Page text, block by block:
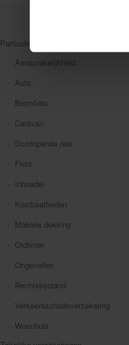
Particuliere verzekeringen
Aansprakelijkheid
Auto
Bromfiets
Caravan
Doorlopende reis
Fiets
Inboedel
Kostbaarheden
Mobiele dekking
Oldtimer
Ongevallen
Rechtsbijstand
Verkeersschadeverzekering
Woonhuis